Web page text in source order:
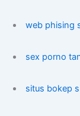
web phising
sex porno
situs bokep